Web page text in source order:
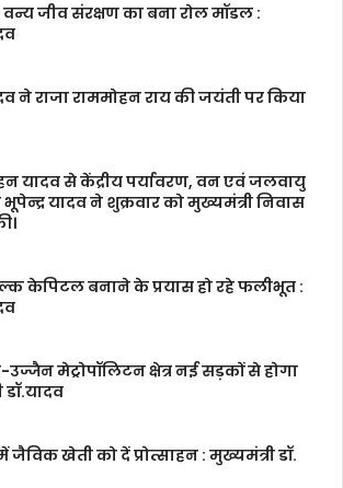
वन्य जीव संरक्षण का बना रोल मॉडल :
ने राजा राममोहन राय की जयंती पर किया
यादव से केंद्रीय पर्यावरण, वन एवं जलवायु
भूपेन्द्र यादव ने शुक्रवार को मुख्यमंत्री निवास
केपिटल बनाने के प्रयास हो रहे फलीभूत :
मेट्रोपॉलिटन क्षेत्र नई सड़कों से होगा
जैविक खेती को दें प्रोत्साहन : मुख्यमंत्री डॉ.